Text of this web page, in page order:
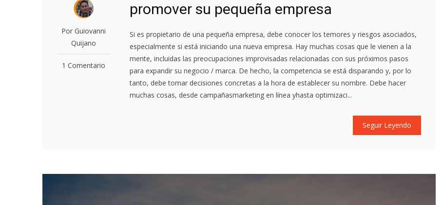
Por Guiovanni
Quijano
1 Comentario
promover su pequeña empresa
Si es propietario de una pequeña empresa, debe conocer los temores y riesgos asociados,
especialmente si está iniciando una nueva empresa. Hay muchas cosas que le vienen a la
mente, incluidas las preocupaciones improvisadas relacionadas con sus próximos pasos
para expandir su negocio / marca. De hecho, la competencia se está disparando y, por lo
tanto, debe tomar decisiones concretas a la hora de establecer su nombre. Debe hacer
muchas cosas, desde campañasmarketing en línea yhasta optimizaci...
Seguir Leyendo